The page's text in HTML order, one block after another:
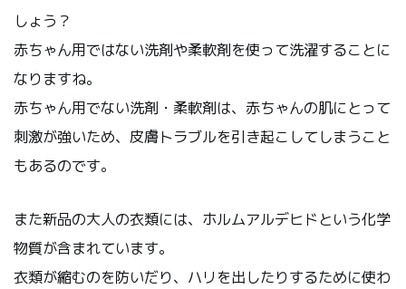
しょう？
赤ちゃん用ではない洗剤や柔軟剤を使って洗濯することに
なりますね。
赤ちゃん用でない洗剤・柔軟剤は、赤ちゃんの肌にとって
刺激が強いため、皮膚トラブルを引き起こしてしまうこと
もあるのです。
また新品の大人の衣類には、ホルムアルデヒドという化学
物質が含まれています。
衣類が縮むのを防いだり、ハリを出したりするために使わ